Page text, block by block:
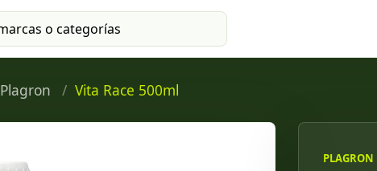
Plagron Vita Race 500ml
PLAGRON